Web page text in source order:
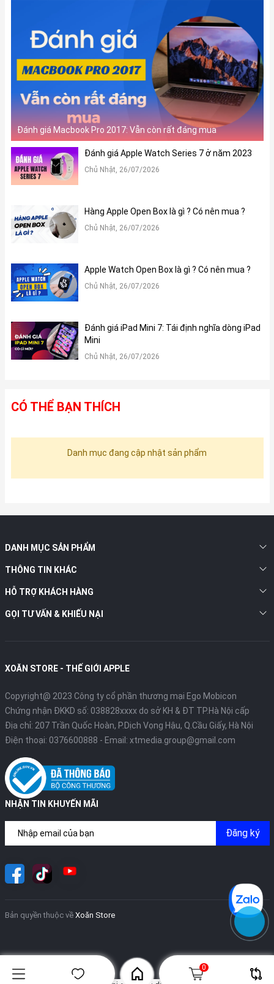
Đánh giá Macbook Pro 2017: Vẫn còn rất đáng mua
Đánh giá Apple Watch Series 7 ở năm 2023
Chủ Nhật, 26/07/2026
Hàng Apple Open Box là gì ? Có nên mua ?
Chủ Nhật, 26/07/2026
Apple Watch Open Box là gì ? Có nên mua ?
Chủ Nhật, 26/07/2026
Đánh giá iPad Mini 7: Tái định nghĩa dòng iPad
Mini
Chủ Nhật, 26/07/2026
CÓ THỂ BẠN THÍCH
Danh mục đang cập nhật sản phẩm
DANH MỤC SẢN PHẨM
THÔNG TIN KHÁC
HỖ TRỢ KHÁCH HÀNG
GỌI TƯ VẤN & KHIẾU NẠI
XOĂN STORE - THẾ GIỚI APPLE
Copyright@ 2023 Công ty cổ phần thương mại Ego Mobicon
Chứng nhận ĐKKD số: 038828xxxx do sở KH & ĐT TP.Hà Nội cấp
Địa chỉ: 207 Trần Quốc Hoàn, P.Dịch Vọng Hậu, Q.Cầu Giấy, Hà Nội
Điện thoại: 0376600888 - Email: xtmedia.group@gmail.com
NHẬN TIN KHUYẾN MÃI
Đăng ký
Bản quyền thuộc về Xoăn Store
0